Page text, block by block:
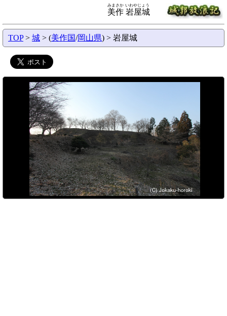
美作 岩屋城
みまさか いわやじょう
TOP> 城 > (美作国/岡山県) > 岩屋城